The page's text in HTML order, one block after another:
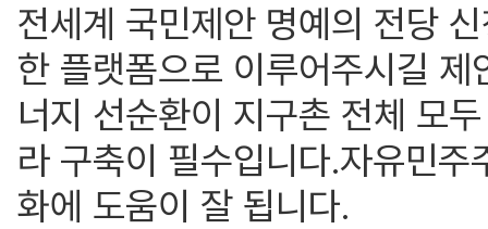
전세계 국민제안 명예의 전당
한 플랫폼으로 이루어주시길
너지 선순환이 지구촌 전체 모
라 구축이 필수입니다.자유민
화에 도움이 잘 됩니다.